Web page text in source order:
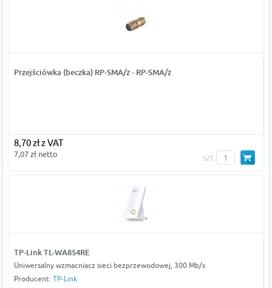
Przejściówka (beczka) RP-SMA/ż - RP-SMA/ż
8,70 zł z VAT
7,07 zł netto szt
TP-Link TL-WA854RE
Uniwersalny wzmacniacz sieci bezprzewodowej, 300 Mb/s
Producent: TP-Link